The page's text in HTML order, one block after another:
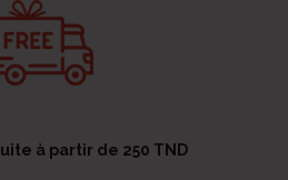
à partir de 250 TND